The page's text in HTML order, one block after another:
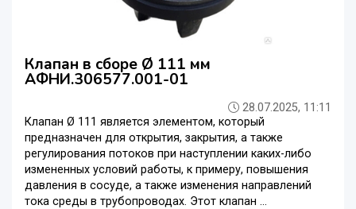
Клапан в сборе Ø 111 мм
АФНИ.306577.001-01
28.07.2025, 11:11
Клапан Ø 111 является элементом, который
предназначен для открытия, закрытия, а также
регулирования потоков при наступлении каких-либо
измененных условий работы, к примеру, повышения
давления в сосуде, а также изменения направлений
тока среды в трубопроводах. Этот клапан ...